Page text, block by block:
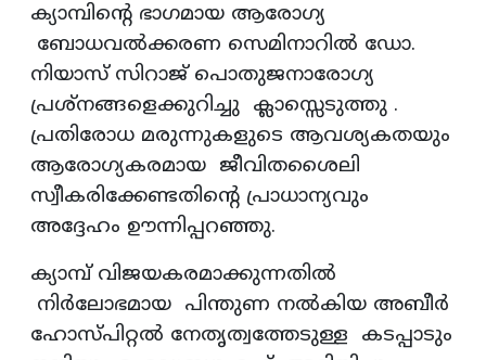
ക്യാമ്പിന്റെ ഭാഗമായ ആരോഗ്യ
ബോധവല്‍ക്കരണ സെമിനാറില്‍ ഡോ.
നിയാസ് സിറാജ് പൊതുജനാരോഗ്യ
പ്രശ്‌നങ്ങളെക്കുറിച്ചു ക്ലാസ്സെടുത്തു .
പ്രതിരോധ മരുന്നുകളുടെ ആവശ്യകതയും
ആരോഗ്യകരമായ ജീവിതശൈലി
സ്വീകരിക്കേണ്ടതിന്റെ പ്രാധാന്യവും
അദ്ദേഹം ഊന്നിപ്പറഞ്ഞു.
ക്യാമ്പ് വിജയകരമാക്കുന്നതില്‍
നിര്‍ലോഭമായ പിന്തുണ നല്‍കിയ അബീര്‍
ഹോസ്പിറ്റല്‍ നേതൃത്വത്തേടുള്ള കടപ്പാടും